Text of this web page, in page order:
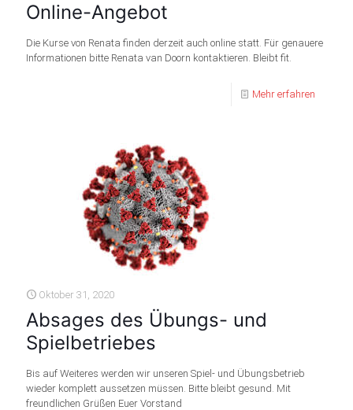
Online-Angebot
Die Kurse von Renata finden derzeit auch online statt. Für genauere
Informationen bitte Renata van Doorn kontaktieren. Bleibt fit.
Mehr erfahren
Oktober 31, 2020
Absages des Übungs- und
Spielbetriebes
Bis auf Weiteres werden wir unseren Spiel- und Übungsbetrieb
wieder komplett aussetzen müssen. Bitte bleibt gesund. Mit
freundlichen Grüßen Euer Vorstand